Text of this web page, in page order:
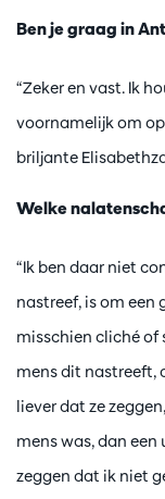
Ben je graag in
“Zeker en vast. Ik
voornamelijk om
briljante
Welke
“Ik ben daar niet
nastreef, is om een
misschien cliché of
mens dit nastreeft,
liever dat ze
mens was, dan
zeggen dat ik niet